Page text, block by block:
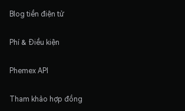
Blog tiền điện tử
Phí & Điều kiện
Phemex API
Tham khảo hợp đồng